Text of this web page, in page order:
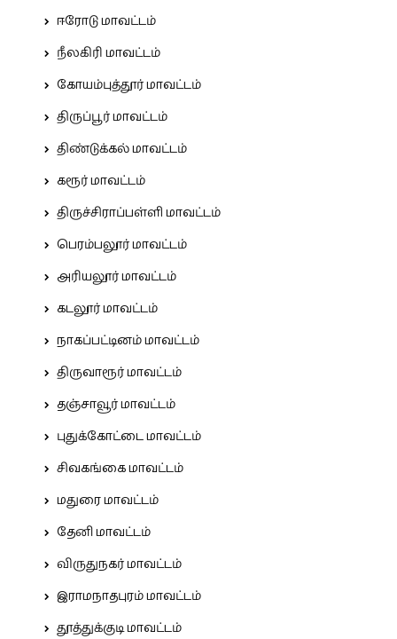
ஈரோடு மாவட்டம்
நீலகிரி மாவட்டம்
கோயம்புத்தூர் மாவட்டம்
திருப்பூர் மாவட்டம்
திண்டுக்கல் மாவட்டம்
கரூர் மாவட்டம்
திருச்சிராப்பள்ளி மாவட்டம்
பெரம்பலூர் மாவட்டம்
அரியலூர் மாவட்டம்
கடலூர் மாவட்டம்
நாகப்பட்டினம் மாவட்டம்
திருவாரூர் மாவட்டம்
தஞ்சாவூர் மாவட்டம்
புதுக்கோட்டை மாவட்டம்
சிவகங்கை மாவட்டம்
மதுரை மாவட்டம்
தேனி மாவட்டம்
விருதுநகர் மாவட்டம்
இராமநாதபுரம் மாவட்டம்
தூத்துக்குடி மாவட்டம்